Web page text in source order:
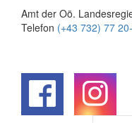
Amt der Oö.
Telefon (+43 732) 77